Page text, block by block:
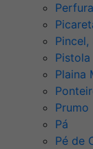
Pincel,
Plaina
Prumo
Pá
Pé de